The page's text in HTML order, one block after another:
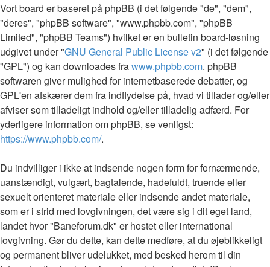
Vort board er baseret på phpBB (i det følgende "de", "dem",
"deres", "phpBB software", "www.phpbb.com", "phpBB
Limited", "phpBB Teams") hvilket er en bulletin board-løsning
udgivet under "GNU General Public License v2" (i det følgende
"GPL") og kan downloades frawww.phpbb.com. phpBB
softwaren giver mulighed for internetbaserede debatter, og
GPL'en afskærer dem fra indflydelse på, hvad vi tillader og/eller
afviser som tilladeligt indhold og/eller tilladelig adfærd. For
yderligere information om phpBB, se venligst:
https://www.phpbb.com/.
Du indvilliger i ikke at indsende nogen form for fornærmende,
uanstændigt, vulgært, bagtalende, hadefuldt, truende eller
sexuelt orienteret materiale eller indsende andet materiale,
som er i strid med lovgivningen, det være sig i dit eget land,
landet hvor "Baneforum.dk" er hostet eller international
lovgivning. Gør du dette, kan dette medføre, at du øjeblikkeligt
og permanent bliver udelukket, med besked herom til din